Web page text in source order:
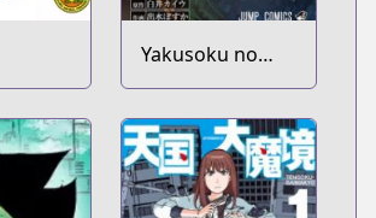
Yakusoku no
Neverland